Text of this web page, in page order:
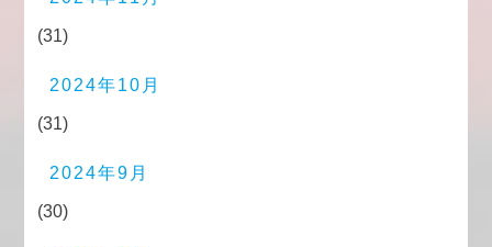
(31)
2024年10月
(31)
2024年9月
(30)